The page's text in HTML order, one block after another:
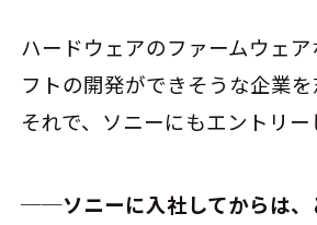
ハードウェアのファームウェ
フトの開発ができそうな企業を
それで、ソニーにもエントリー
──ソニーに入社してからは、